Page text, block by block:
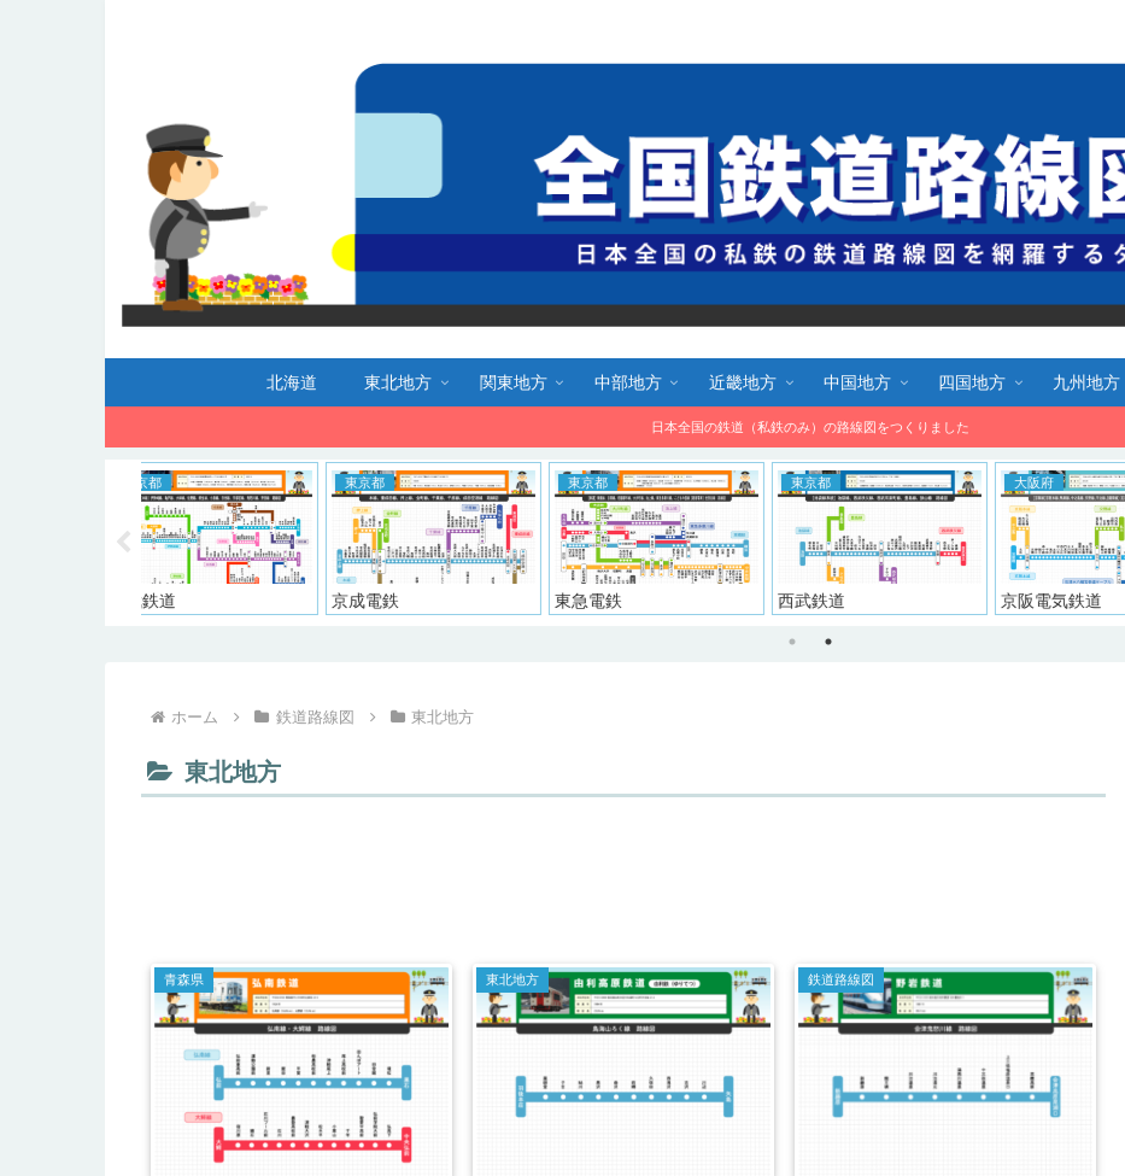
北海道 東北地方 関東地方 中部地方 近畿地方 中国地方 四国地方 九州地方
日本全国の鉄道（私鉄のみ）の路線図をつくりました
東京都
東急電鉄
東京都
西武鉄道
大阪府
京阪電気鉄道
大阪府
阪神電気鉄道
鉄道路線図
大井川鐵道
ホーム 鉄道路線図 東北地方
東北地方
青森県 東北地方 鉄道路線図